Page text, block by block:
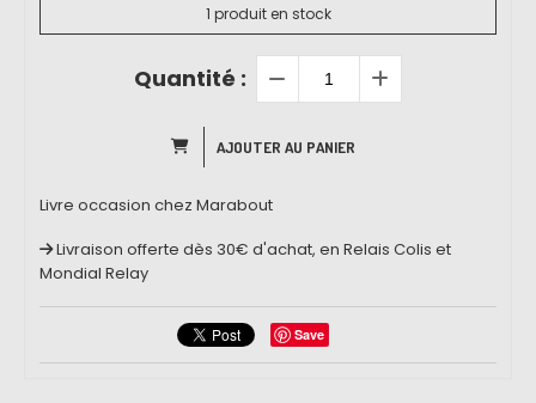
1 produit en stock
Quantité :
AJOUTER AU PANIER
Livre occasion chez Marabout
Livraison offerte dès 30€ d'achat, en Relais Colis et
Mondial Relay
Save